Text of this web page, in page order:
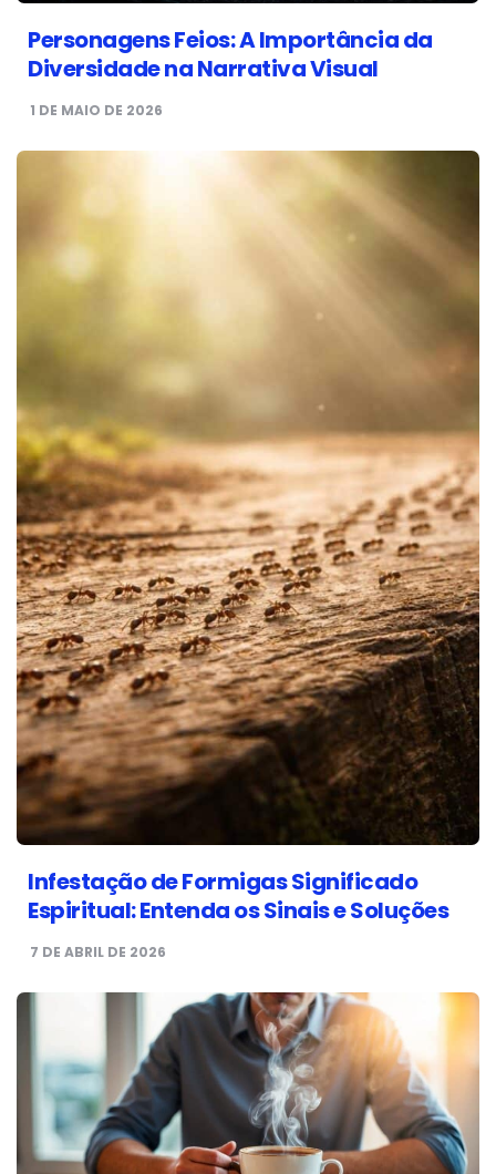
Personagens Feios: A Importância da
Diversidade na Narrativa Visual
1 DE MAIO DE 2026
Infestação de Formigas Significado
Espiritual: Entenda os Sinais e Soluções
7 DE ABRIL DE 2026